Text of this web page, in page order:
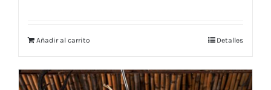
Añadir al carrito Detalles